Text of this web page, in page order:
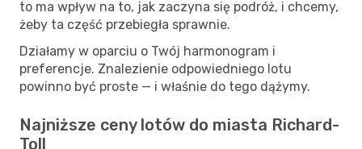
to ma wpływ na to, jak zaczyna się podróż, i chcemy,
żeby ta część przebiegła sprawnie.
Działamy w oparciu o Twój harmonogram i
preferencje. Znalezienie odpowiedniego lotu
powinno być proste — i właśnie do tego dążymy.
Najniższe ceny lotów do miasta Richard-
Toll